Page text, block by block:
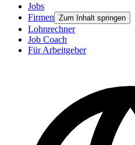
Jobs
Firmen Zum Inhalt springen
Lohnrechner
Job Coach
Für Arbeitgeber